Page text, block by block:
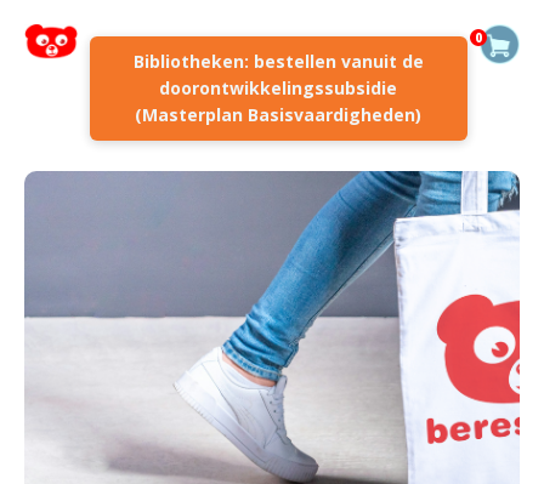
Bibliotheken: bestellen vanuit de
doorontwikkelingssubsidie
(Masterplan Basisvaardigheden)
0